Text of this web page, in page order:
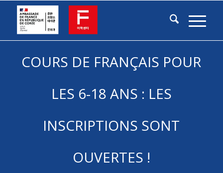
COURS DE FRANÇAIS POUR
LES 6-18 ANS : LES
INSCRIPTIONS SONT
OUVERTES !